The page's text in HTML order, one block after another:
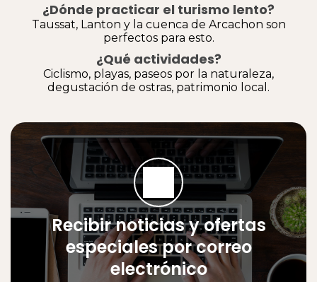
¿Dónde practicar el turismo lento?
Taussat, Lanton y la cuenca de Arcachon son
perfectos para esto.
¿Qué actividades?
Ciclismo, playas, paseos por la naturaleza,
degustación de ostras, patrimonio local.
Recibir noticias y ofertas
especiales por correo
electrónico